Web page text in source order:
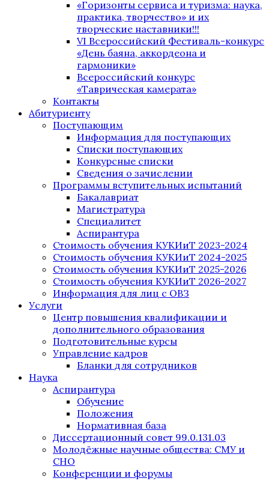
«Горизонты сервиса и туризма: наука,
практика, творчество» и их
творческие наставники!!!
VI Всероссийский Фестиваль-конкурс
«День баяна, аккордеона и
гармоники»
Всероссийский конкурс
«Таврическая камерата»
Контакты
Абитуриенту
Поступающим
Информация для поступающих
Списки поступающих
Конкурсные списки
Сведения о зачислении
Программы вступительных испытаний
Бакалавриат
Магистратура
Специалитет
Аспирантура
Стоимость обучения КУКИиТ 2023-2024
Стоимость обучения КУКИиТ 2024-2025
Стоимость обучения КУКИиТ 2025-2026
Стоимость обучения КУКИиТ 2026-2027
Информация для лиц с ОВЗ
Услуги
Центр повышения квалификации и
дополнительного образования
Подготовительные курсы
Управление кадров
Бланки для сотрудников
Наука
Аспирантура
Обучение
Положения
Нормативная база
Диссертационный совет 99.0.131.03
Молодёжные научные общества: СМУ и
СНО
Конференции и форумы